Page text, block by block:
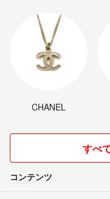
CHANEL
すべ
コンテンツ